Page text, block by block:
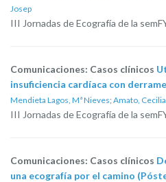
Josep
III Jornadas de Ecografía de la
Comunicaciones: Casos clínicos
insuficiencia cardíaca con
Mendieta Lagos, Mª Nieves; Amato, Cecilia
III Jornadas de Ecografía de la
Comunicaciones: Casos clínicos
una ecografía por el camino